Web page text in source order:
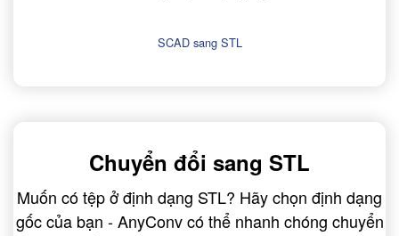
SCAD sang STL
Chuyển đổi sang STL
Muốn có tệp ở định dạng STL? Hãy chọn định dạng
gốc của bạn - AnyConv có thể nhanh chóng chuyển